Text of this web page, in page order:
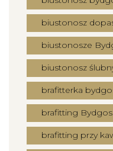
biustonosz
biustonosze
biustonosz
brafitterka
brafitting
brafitting przy